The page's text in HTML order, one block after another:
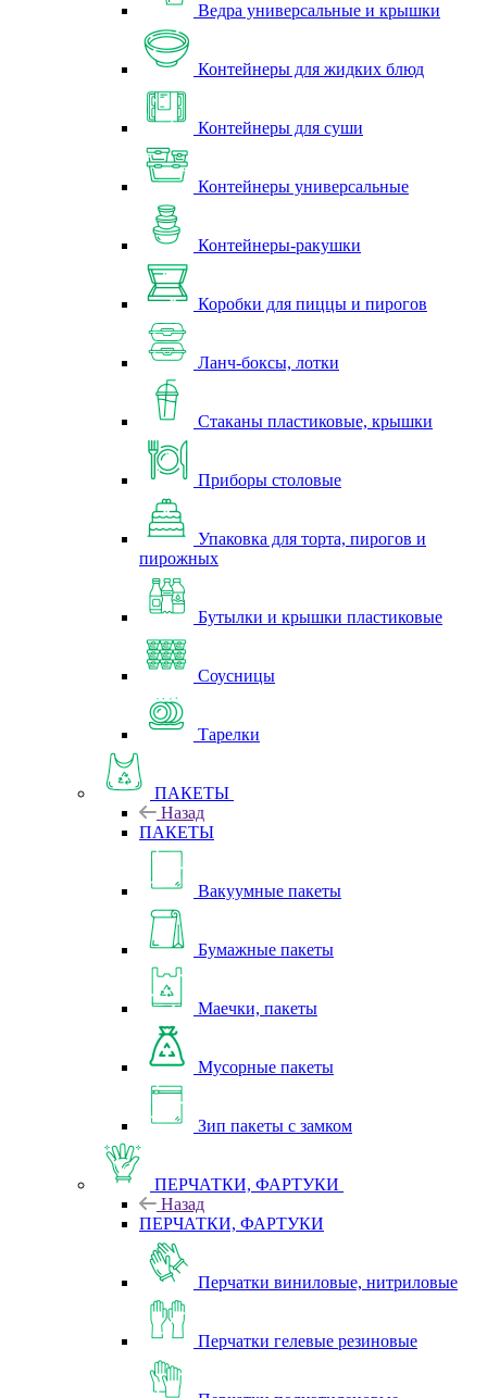
Ведра универсальные и крышки
Контейнеры для жидких блюд
Контейнеры для суши
Контейнеры универсальные
Контейнеры-ракушки
Коробки для пиццы и пирогов
Ланч-боксы, лотки
Стаканы пластиковые, крышки
Приборы столовые
Упаковка для торта, пирогов и
пирожных
Бутылки и крышки пластиковые
Соусницы
Тарелки
ПАКЕТЫ
Назад
ПАКЕТЫ
Вакуумные пакеты
Бумажные пакеты
Маечки, пакеты
Мусорные пакеты
Зип пакеты с замком
ПЕРЧАТКИ, ФАРТУКИ
Назад
ПЕРЧАТКИ, ФАРТУКИ
Перчатки виниловые, нитриловые
Перчатки гелевые резиновые